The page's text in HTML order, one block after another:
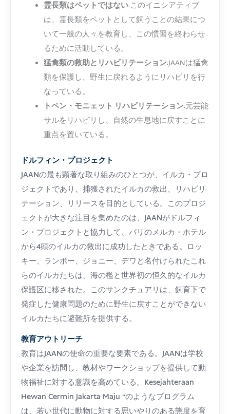
霊長類はペットではない:このイニシアティブ
は、霊長類をペットとして飼うことの結果につ
いて一般の人々を教育し、この慣習を終わらせ
るために活動している。
猛禽類の救助とリハビリテーション:JAANは猛禽
類を保護し、野生に戻れるようにリハビリを行
なっている。
トペン・モニェット リハビリテーション:元芸能
サルをリハビリし、自然の生息地に戻すことに
重点を置いている。
ドルフィン・プロジェクト
JAANの最も顕著な取り組みのひとつが、イルカ・プロ
ジェクトであり、捕獲されたイルカの救出、リハビリ
テーション、リリースを目的としている。このプロジ
ェクトが大きな注目を集めたのは、JAANがドルフィ
ン・プロジェクトと協力して、バリのメルカ・ホテル
から4頭のイルカの救出に成功したときである。ロッ
キー、ランボー、ジョニー、デワと名付けられたこれ
らのイルカたちは、海の檻と世界初の恒久的なイルカ
保護区に移された。このサンクチュアリは、飼育下で
発症した健康問題のために野生に戻すことができない
イルカたちに避難所を提供する。
教育アウトリーチ
教育はJAANの使命の重要な要素である。JAANは学校
や企業を訪問し、教材やワークショップを提供して動
物福祉に対する意識を高めている。Kesejahteraan
Hewan Cermin Jakarta Maju "のようなプログラム
は、若い世代に動物に対する思いやりのある態度を育